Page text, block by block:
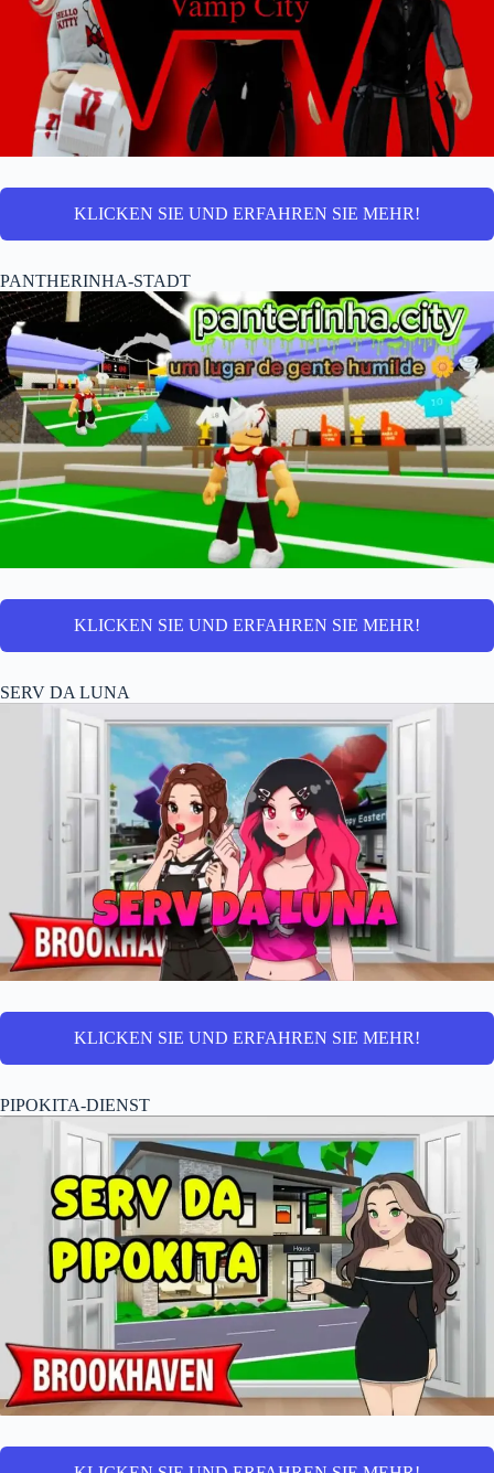
KLICKEN SIE UND ERFAHREN SIE MEHR!
PANTHERINHA-STADT
KLICKEN SIE UND ERFAHREN SIE MEHR!
SERV DA LUNA
KLICKEN SIE UND ERFAHREN SIE MEHR!
PIPOKITA-DIENST